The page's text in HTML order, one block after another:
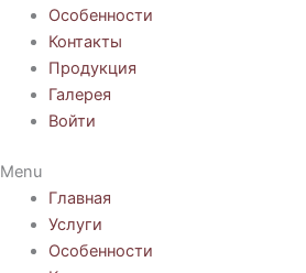
Особенности
Контакты
Продукция
Галерея
Войти
Menu
Главная
Услуги
Особенности